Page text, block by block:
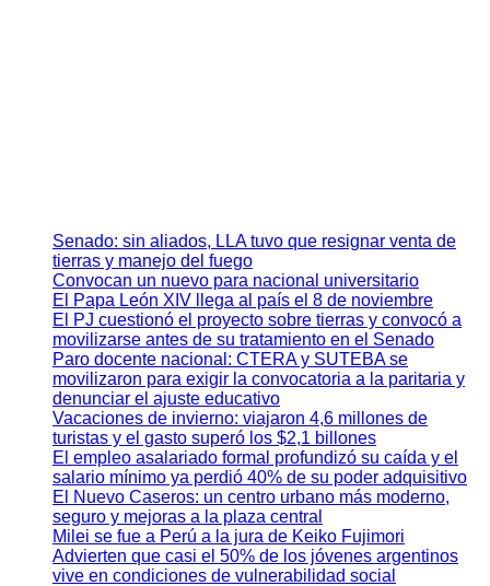
Senado: sin aliados, LLA tuvo que resignar venta de
tierras y manejo del fuego
Convocan un nuevo para nacional universitario
El Papa León XIV llega al país el 8 de noviembre
El PJ cuestionó el proyecto sobre tierras y convocó a
movilizarse antes de su tratamiento en el Senado
Paro docente nacional: CTERA y SUTEBA se
movilizaron para exigir la convocatoria a la paritaria y
denunciar el ajuste educativo
Vacaciones de invierno: viajaron 4,6 millones de
turistas y el gasto superó los $2,1 billones
El empleo asalariado formal profundizó su caída y el
salario mínimo ya perdió 40% de su poder adquisitivo
El Nuevo Caseros: un centro urbano más moderno,
seguro y mejoras a la plaza central
Milei se fue a Perú a la jura de Keiko Fujimori
Advierten que casi el 50% de los jóvenes argentinos
vive en condiciones de vulnerabilidad social